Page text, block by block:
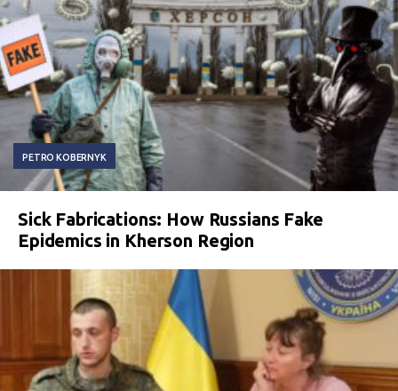
PETRO KOBERNYK
Sick Fabrications: How Russians Fake
Epidemics in Kherson Region